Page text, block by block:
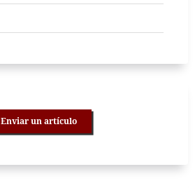
Enviar un artículo